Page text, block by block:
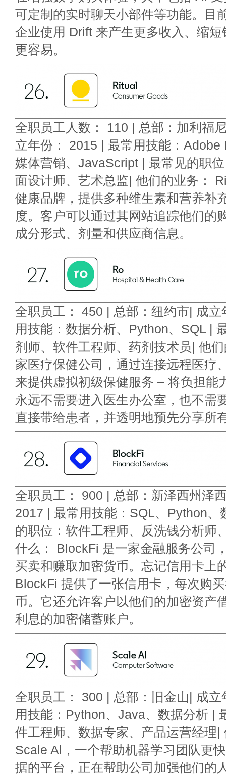
可定制的实时聊天小部件等功能。目
企业使用 Drift 来产生更多收入、缩
更容易。
全职员工人数： 110 | 总部：加利福
立年份： 2015 | 最常用技能：Adobe
媒体营销、JavaScript | 最常见的职
面设计师、艺术总监| 他们的业务：
健康品牌，提供多种维生素和营养补
度。客户可以通过其网站追踪他们的
成分形式、剂量和供应商信息。
全职员工： 450 | 总部：纽约市| 成
用技能：数据分析、Python、SQL |
剂师、软件工程师、药剂技术员| 他
家医疗保健公司，通过连接远程医疗
来提供虚拟初级保健服务 – 将负担能
永远不需要进入医生办公室，也不需
直接带给患者，并透明地预先分享所
全职员工： 900 | 总部：新泽西州泽
2017 | 最常用技能：SQL、Python、
的职位：软件工程师、反洗钱分析师
什么： BlockFi 是一家金融服务公司
买卖和赚取加密货币。忘记信用卡上
BlockFi 提供了一张信用卡，每次购
币。它还允许客户以他们的加密资产
利息的加密储蓄账户。
全职员工： 300 | 总部：旧金山| 成
用技能：Python、Java、数据分析 |
件工程师、数据专家、产品运营经理|
Scale Al，一个帮助机器学习团队更
据的平台，正在帮助公司加强他们